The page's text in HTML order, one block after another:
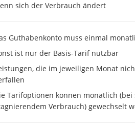
sich der Verbrauch ändert
Guthabenkonto muss einmal
ist nur der Basis-Tarif nutzbar
die im jeweiligen Monat
Tarifoptionen können monatlich (bei
Verbrauch) gewechselt